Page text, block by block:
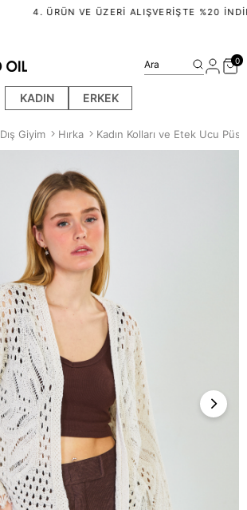
4. ÜRÜN VE ÜZERI ALIŞVERIŞTE %20
KADIN ERKEK
Ara 0
Dış Giyim Hırka